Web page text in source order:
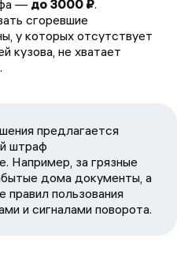
— до 3000 ₽.
сгоревшие
у которых отсутствует
кузова, не хватает
предлагается
штраф
Например, за грязные
дома документы, а
правил пользования
и сигналами поворота.